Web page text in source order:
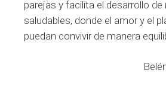
parejas y facilita el desarrollo
saludables, donde el amor y el
puedan convivir de manera